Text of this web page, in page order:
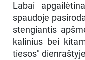
Labai
spaudoje
stengiantis
kalinius bei
tiesos"